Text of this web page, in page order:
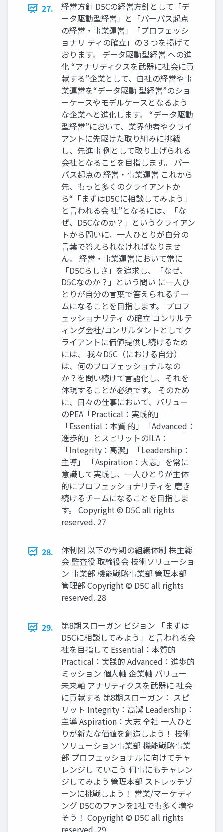
27.
経営方針 D5Cの経営方針として「デ
ータ駆動型経営」と「パーパス起点
の経営・事業運営」「プロフェッシ
ョナリ ティの確立」の３つを掲げて
おります。 データ駆動型経営 への進
化 “アナリティクスを武器に社会に貢
献する”企業として、自社の経営や事
業運営を“データ駆動 型経営”のショ
ーケースやモデルケースとなるよう
な企業へと進化します。 “データ駆動
型経営”において、業界他者やクライ
アントに先駆けた取り組みに挑戦
し、先進事 例として取り上げられる
会社となることを目指します。 パー
パス起点の 経営・事業運営 これから
先、もっと多くのクライアントか
ら“「まずはD5Cに相談してみよう」
と言われる会 社”となるには、「な
ぜ、D5Cなのか？」というクライアン
トから問いに、一人ひとりが自分の
言葉で答えられなければなりませ
ん。 経営・事業運営において常に
「D5Cらしさ」を追求し、「なぜ、
D5Cなのか？」という問い に一人ひ
とりが自分の言葉で答えられるチー
ムになることを目指します。 プロフ
ェッショナリティ の確立 コンサルテ
ィング会社/コンサルタントとしてク
ライアントに価値提供し続けるため
には、 我々D5C（における自分）
は、何のプロフェッショナルなの
か？を問い続けて言語化し、それを
体現することが必須です。 そのため
に、日々の仕事において、バリュー
のPEA「Practical：実践的」
「Essential：本質 的」「Advanced：
進歩的」とスピリットのILA：
「Integrity：高潔」「Leadership：
主導」 「Aspiration：大志」を常に
意識して実践し、一人ひとりが主体
的にプロフェッショナリティを 磨き
続けるチームになることを目指しま
す。 Copyright © D5C all rights
reserved. 27
28.
体制図 以下の今期の組織体制 株主総
会 監査役 取締役会 技術ソリューショ
ン 事業部 機能戦略事業部 管理本部
管理部 Copyright © D5C all rights
reserved. 28
29.
第8期スローガン ビジョン 「まずは
D5Cに相談してみよう」と言われる会
社を目指して Essential：本質的
Practical：実践的 Advanced：進歩的
ミッション 個人軸 企業軸 バリュー
未来軸 アナリティクスを武器に 社会
に貢献する 第8期スローガン： スピ
リット Integrity：高潔 Leadership：
主導 Aspiration：大志 全社 一人ひと
りが新たな価値を創造しよう！ 技術
ソリューション事業部 機能戦略事業
部 プロフェッショナルに向けてチャ
レンジし ていこう 何事にもチャレン
ジしてみよう 管理本部 ストレッチゾ
ーンに挑戦しよう！ 営業/マーケティ
ング D5Cのファンを1社でも多く増や
そう！ Copyright © D5C all rights
reserved. 29